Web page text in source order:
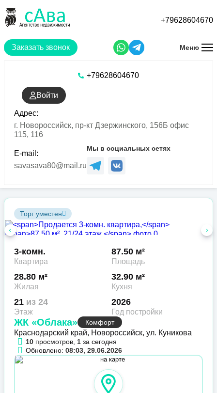
основному
Заказать звонок
+79628604670
Меню
+79628604670
Войти
Адрес:
г. Новороссийск, пр-кт Дзержинского, 156Б офис
115, 116
E-mail:
savasava80@mail.ru
Мы в социальных сетях
Торг уместен
3-комн.
Квартира
87.50 м²
Площадь
28.80 м²
Жилая
32.90 м²
Кухня
21 из 24
Этаж
2026
Год постройки
ЖК «Облака» Комфорт
Краснодарский край, Новороссийск, ул. Куникова
10 просмотров, 1 за сегодня
Обновлено: 08:03, 29.06.2026